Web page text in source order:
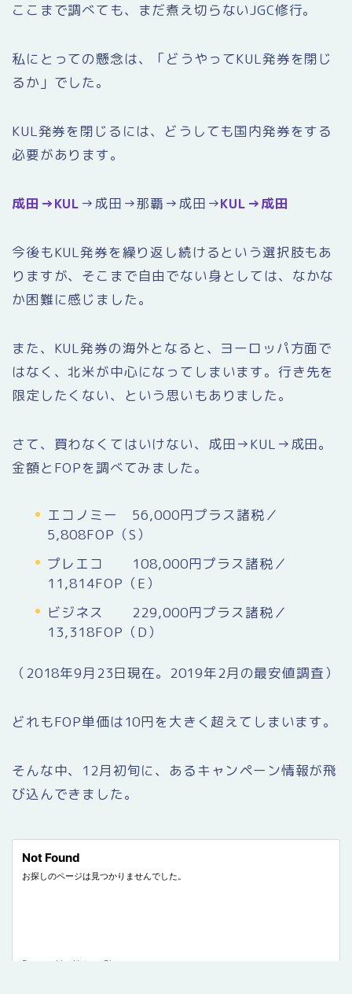
ここまで調べても、まだ煮え切らないJGC修行。
私にとっての懸念は、「どうやってKUL発券を閉じ
るか」でした。
KUL発券を閉じるには、どうしても国内発券をする
必要があります。
成田→KUL →成田→那覇→成田→KUL→成田
今後もKUL発券を繰り返し続けるという選択肢もあ
りますが、そこまで自由でない身としては、なかな
か困難に感じました。
また、KUL発券の海外となると、ヨーロッパ方面で
はなく、北米が中心になってしまいます。行き先を
限定したくない、という思いもありました。
さて、買わなくてはいけない、成田→KUL→成田。
金額とFOPを調べてみました。
エコノミー 56,000円プラス諸税／
5,808FOP（S）
プレエコ 108,000円プラス諸税／
11,814FOP（E）
ビジネス 229,000円プラス諸税／
13,318FOP（D）
（2018年9月23日現在。2019年2月の最安値調査）
どれもFOP単価は10円を大きく超えてしまいます。
そんな中、12月初旬に、あるキャンペーン情報が飛
び込んできました。